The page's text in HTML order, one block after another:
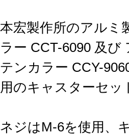
本宏製作所のアルミ
ラー CCT-6090 及
テンカラー CCY-
用のキャスターセッ
ネジはM-6を使用、